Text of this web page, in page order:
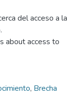
del acceso a la
about access to
, Brecha